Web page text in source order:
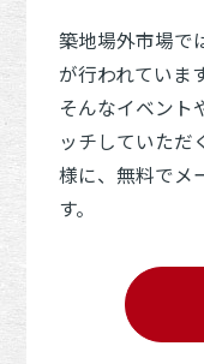
築地場外市場で
が行われています
そんなイベント
ッチしていただ
様に、無料でメ
す。